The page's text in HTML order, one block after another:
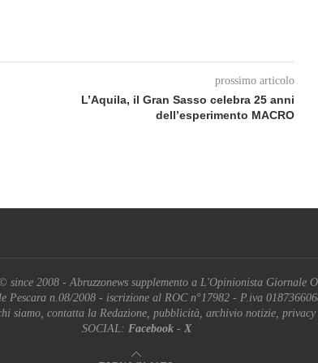
prossimo articolo
L’Aquila, il Gran Sasso celebra 25 anni
dell’esperimento MACRO
since 2008 - Abruzzonews supplemento a L'Opinionista Giornale
Pescara n.08/2008 - iscrizione al ROC n°17982 - P.iva
siamo, contatta la Redazione, pubblicità, archivio notizie, privacy
SOCIAL: Facebook- X